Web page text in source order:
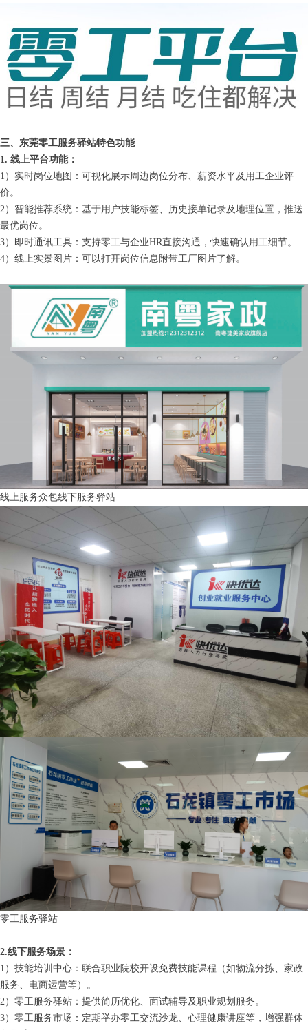
三、东莞零工服务驿站特色功能
1. 线上平台功能：
1）实时岗位地图：可视化展示周边岗位分布、薪资水平及用工企业评
价。
2）智能推荐系统：基于用户技能标签、历史接单记录及地理位置，推送
最优岗位。
3）即时通讯工具：支持零工与企业HR直接沟通，快速确认用工细节。
4）线上实景图片：可以打开岗位信息附带工厂图片了解。
线上服务众包线下服务驿站
零工服务驿站
2.线下服务场景：
1）技能培训中心：联合职业院校开设免费技能课程（如物流分拣、家政
服务、电商运营等）。
2）零工服务驿站：提供简历优化、面试辅导及职业规划服务。
3）零工服务市场：定期举办零工交流沙龙、心理健康讲座等，增强群体